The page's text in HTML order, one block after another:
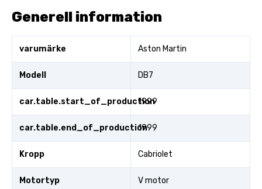
Generell information
varumärke Aston Martin
Modell DB7
car.table.start_of_production
1999
car.table.end_of_production1999
Kropp Cabriolet
Motortyp V motor